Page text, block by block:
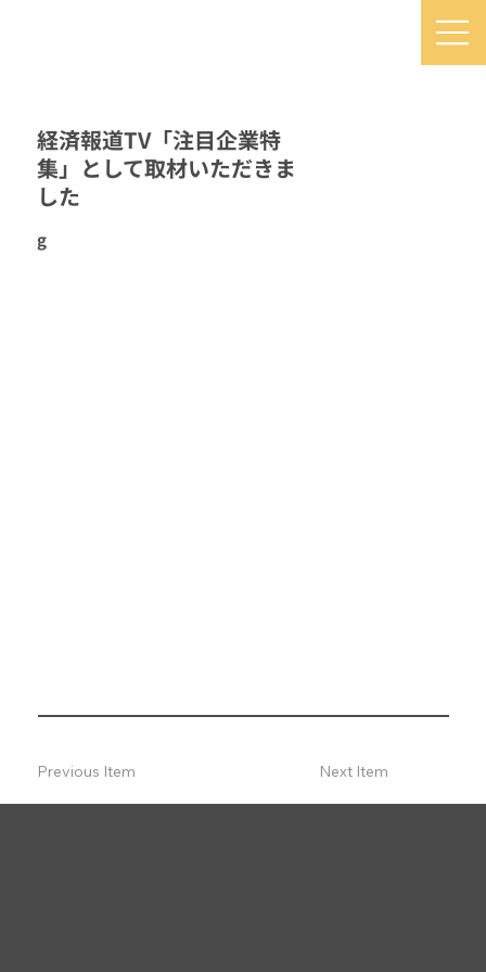
経済報道TV「注目企業特
集」として取材いただきま
した
g
Previous Item Next Item